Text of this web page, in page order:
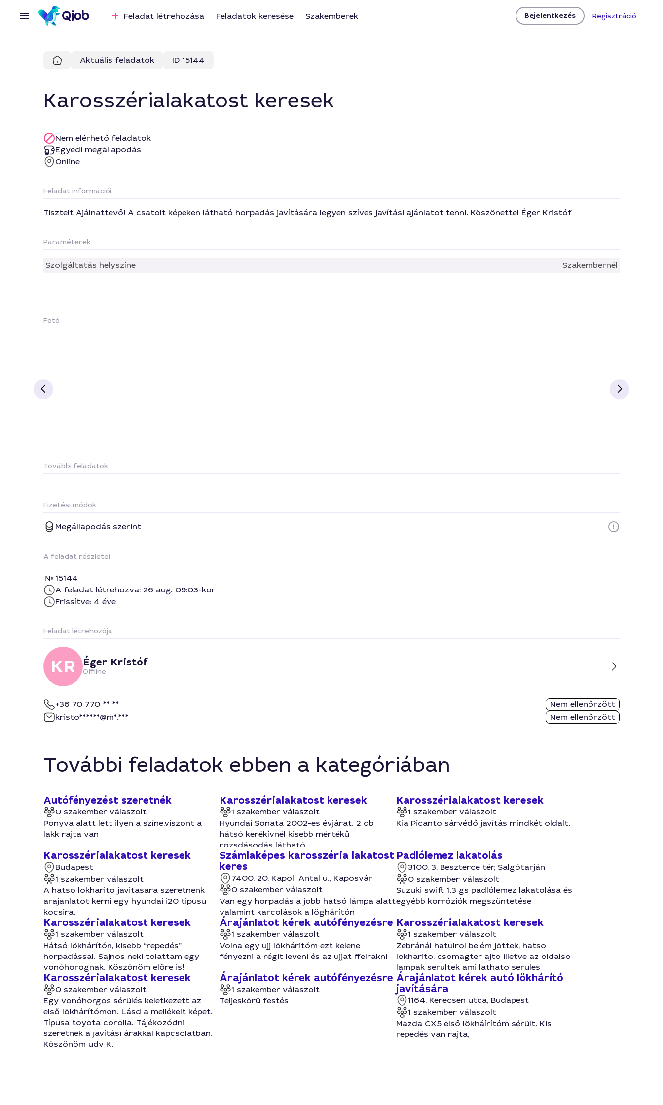
Feladat létrehozása Feladatok keresése Szakemberek Bejelentkezés Regisztráció
Aktuális feladatok ID 15144
Karosszérialakatost keresek
Nem elérhető feladatok
Egyedi megállapodás
Online
Feladat információi
Tisztelt Ajálnattevő! A csatolt képeken látható horpadás javítására legyen szíves javítási ajánlatot tenni. Köszönettel Éger Kristóf
Paraméterek
Szolgáltatás helyszíne Szakembernél
Fotó
További feladatok
Fizetési módok
Megállapodás szerint
A feladat részletei
15144
A feladat létrehozva: 26 aug. 09:03-kor
Frissítve: 4 éve
Feladat létrehozója
Éger Kristóf
Offline
+36 70 770 ** **
Nem ellenőrzött
kristo******@m*.***
Nem ellenőrzött
További feladatok ebben a kategóriában
Autófényezést szeretnék
0 szakember válaszolt
Ponyva alatt lett ilyen a színe,viszont a
lakk rajta van
Karosszérialakatost keresek
1 szakember válaszolt
Hyundai Sonata 2002-es évjárat. 2 db
hátsó kerékívnél kisebb mértékű
rozsdásodás látható.
Karosszérialakatost keresek
1 szakember válaszolt
Kia Picanto sárvédő javítás mindkét oldalt.
Karosszérialakatost keresek
Budapest
1 szakember válaszolt
A hatso lokharito javitasara szeretnenk
arajanlatot kerni egy hyundai i20 tipusu
kocsira.
Számlaképes karosszéria lakatost
keres
7400, 20, Kapoli Antal u., Kaposvár
0 szakember válaszolt
Van egy horpadás a jobb hátsó lámpa alatt
valamint karcolások a löghárítón
Padlólemez lakatolás
3100, 3, Beszterce tér, Salgótarján
0 szakember válaszolt
Suzuki swift 1.3 gs padlólemez lakatolása és
egyébb korróziók megszüntetése
Karosszérialakatost keresek
1 szakember válaszolt
Hátsó lökhárítón, kisebb “repedés”
horpadással. Sajnos neki tolattam egy
vonóhorognak. Köszönöm előre is!
Árajánlatot kérek autófényezésre
1 szakember válaszolt
Volna egy ujj lökháritóm ezt kelene
fényezni a régit leveni és az ujjat ffelrakni
Karosszérialakatost keresek
1 szakember válaszolt
Zebránál hatulrol belém jöttek, hatso
lokharito, csomagter ajto illetve az oldalso
lampak serultek ami lathato serules
Karosszérialakatost keresek
0 szakember válaszolt
Egy vonóhorgos sérülés keletkezett az
első lökhárítómon. Lásd a mellékelt képet.
Típusa toyota corolla. Tájékozódni
szeretnek a javítási árakkal kapcsolatban.
Köszönöm udv K.
Árajánlatot kérek autófényezésre
1 szakember válaszolt
Teljeskörü festés
Árajánlatot kérek autó lökhárító
javítására
1164, Kerecsen utca, Budapest
1 szakember válaszolt
Mazda CX5 első lökháírítóm sérült. Kis
repedés van rajta,